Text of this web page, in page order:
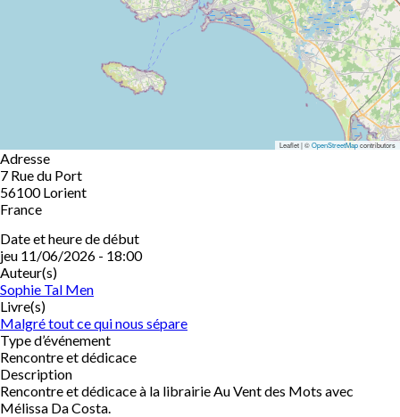
Leaflet | ©OpenStreetMapcontributors
Adresse
7 Rue du Port
56100 Lorient
France
Date et heure de début
jeu 11/06/2026 - 18:00
Auteur(s)
Sophie Tal Men
Livre(s)
Malgré tout ce qui nous sépare
Type d’événement
Rencontre et dédicace
Description
Rencontre et dédicace à la librairie Au Vent des Mots avec
Mélissa Da Costa.